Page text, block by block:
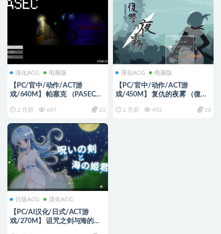
漢化ACG 电脑版
【PC/官中/动作/ACT游
戏/640M】 帕塞克 （PASEC）
+640M
2 月前 687 10
漢化ACG 电脑版
【PC/官中/动作/ACT游
戏/450M】 复仇的夜雾 （復讐
+450M
2 月前 492 10
日版ACG 漢化ACG
【PC/AI汉化/日式/ACT游
戏/270M】 诅咒之剑与海的公